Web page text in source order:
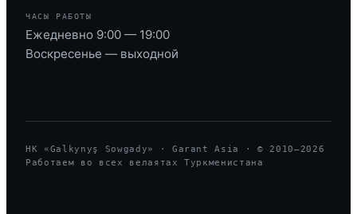
ЧАСЫ РАБОТЫ
Ежедневно 9:00 — 19:00
Воскресенье — выходной
HK «Galkynyş Sowgady» · Garant Asia · © 2010—2026
Работаем во всех велаятах Туркменистана